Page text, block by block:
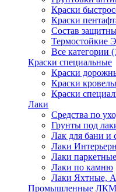
Краски
Краски
Состав
Термостойкие
Все категории
Краски специальные
Краски
Краски
Краски
Лаки
Cредства по
Грунты под
Лак для бани и
Лаки
Лаки
Лаки по камню
Лаки Яхтные,
Промышленные ЛКМ